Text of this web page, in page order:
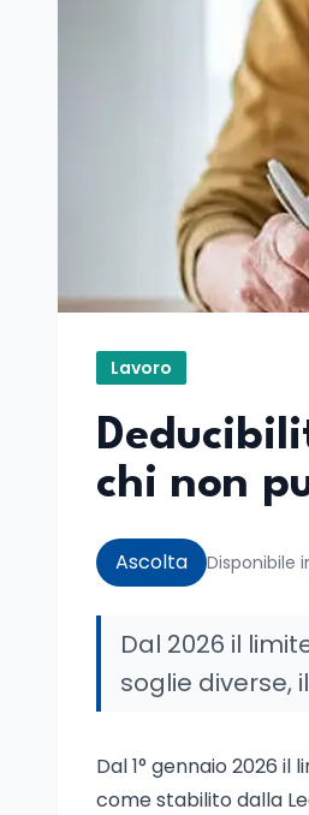
Lavoro
chi non
Ascolta Disponibile
Dal 2026 il
soglie diverse,
Dal 1° gennaio 2026
come stabilito dalla